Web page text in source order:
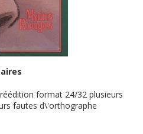
format 24/32 plusieurs
fautes d\'orthographe